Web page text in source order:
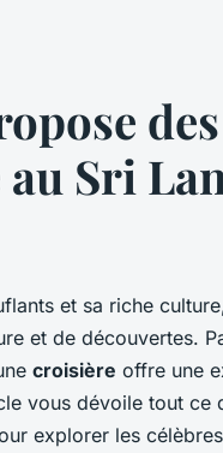
Sri
et sa riche
et de découvertes.
croisière offre une
vous dévoile tout ce
explorer les